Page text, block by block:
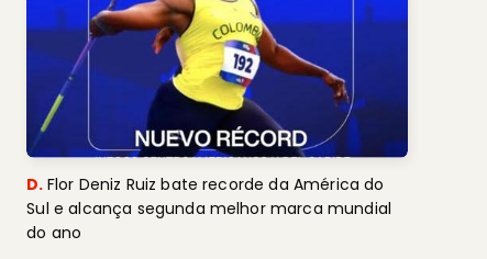
D. Flor Deniz Ruiz bate recorde da América do
Sul e alcança segunda melhor marca mundial
do ano